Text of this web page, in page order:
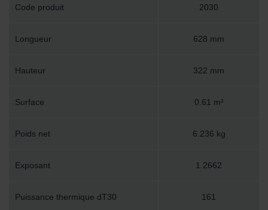
Code produit 2030
Longueur 628 mm
Hauteur 322 mm
Surface 0.61 m²
Poids net 6.236 kg
Exposant 1.2662
Puissance thermique dT30 161